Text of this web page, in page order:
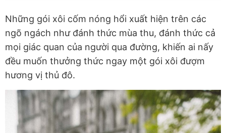
Những gói xôi cốm nóng hổi xuất hiện trên các
ngõ ngách như đánh thức mùa thu, đánh thức cả
mọi giác quan của người qua đường, khiến ai nấy
đều muốn thưởng thức ngay một gói xôi đượm
hương vị thủ đô.